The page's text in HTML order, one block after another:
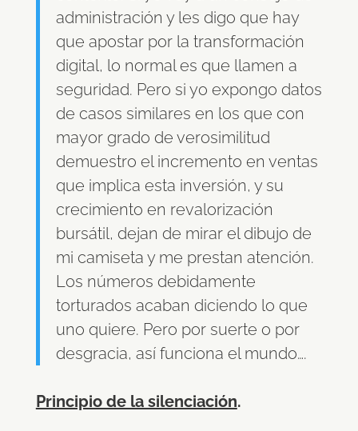
administración y les digo que hay
que apostar por la transformación
digital, lo normal es que llamen a
seguridad. Pero si yo expongo datos
de casos similares en los que con
mayor grado de verosimilitud
demuestro el incremento en ventas
que implica esta inversión, y su
crecimiento en revalorización
bursátil, dejan de mirar el dibujo de
mi camiseta y me prestan atención.
Los números debidamente
torturados acaban diciendo lo que
uno quiere. Pero por suerte o por
desgracia, así funciona el mundo….
Principio de la silenciación.